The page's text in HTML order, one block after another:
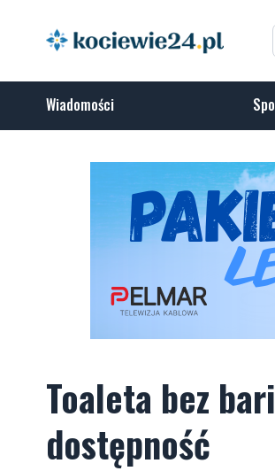
Wiadomości
Toaleta bez
dostępność